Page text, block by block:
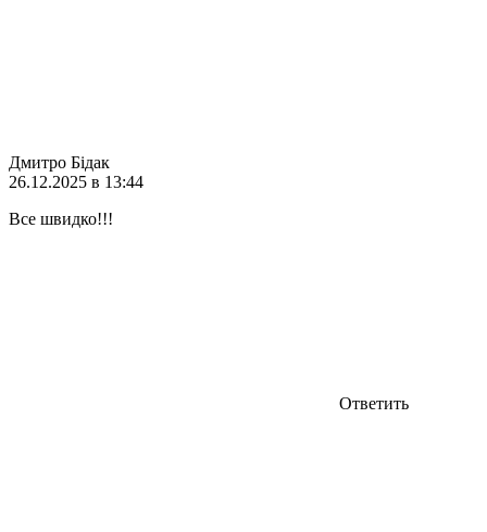
Дмитро Бідак
26.12.2025 в 13:44
Все швидко!!!
Ответить